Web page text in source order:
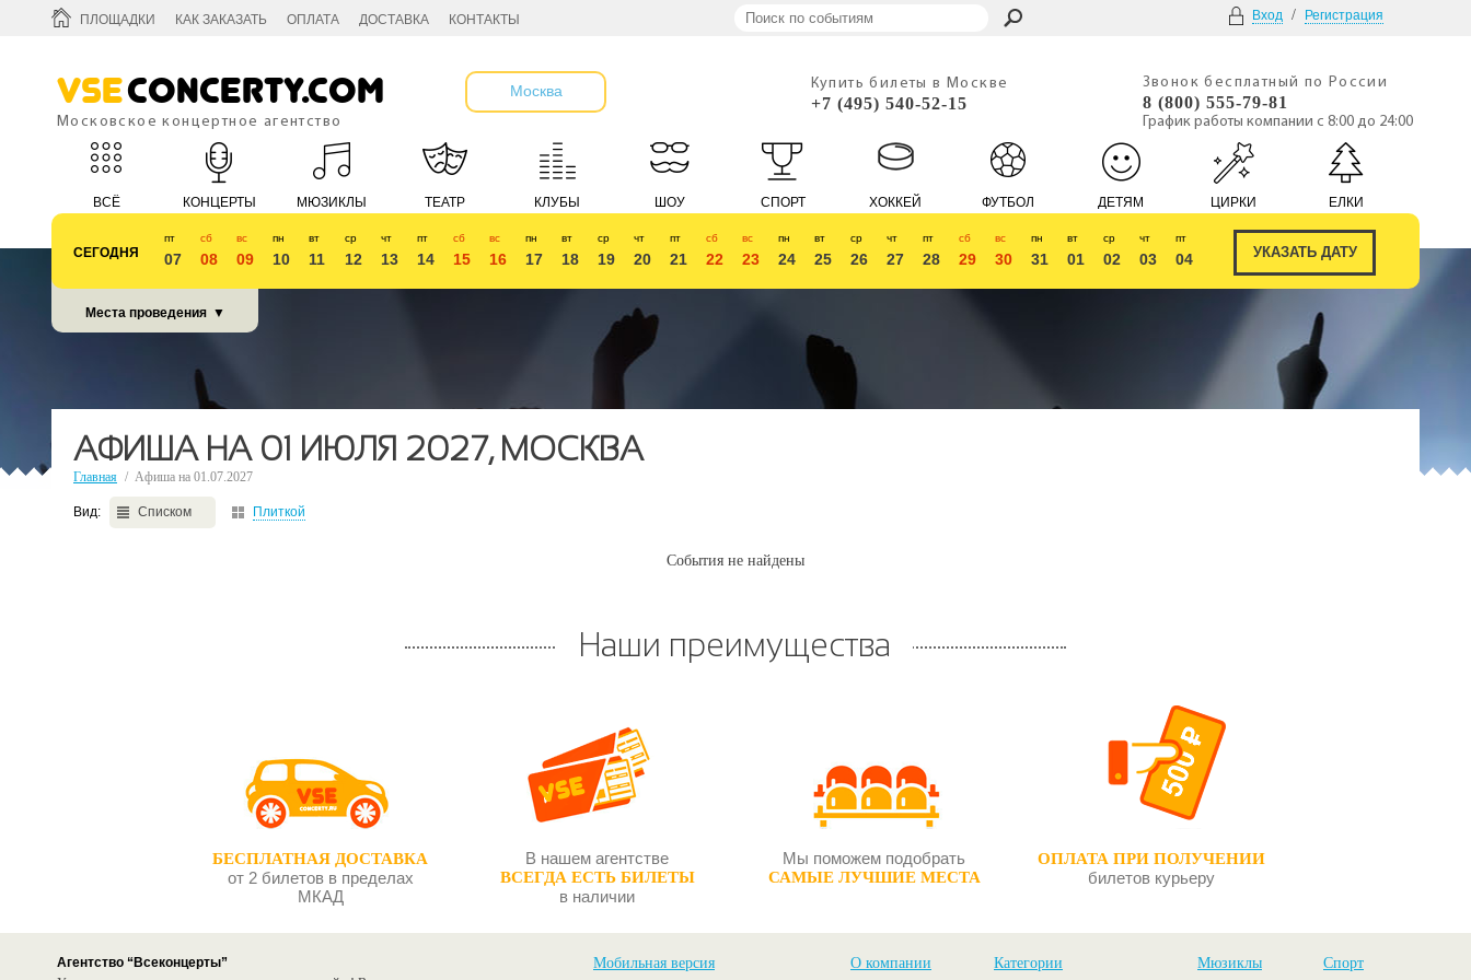
ПЛОЩАДКИ КАК ЗАКАЗАТЬ ОПЛАТА ДОСТАВКА КОНТАКТЫ Вход / Регистрация
VseConcerty.com
Московское концертное агентство
Москва Купить билеты в Москве
+7 (495) 540-52-15
Звонок бесплатный по России
8 (800) 555-79-81
График работы компании с 8:00 до 24:00
ВСЁ КОНЦЕРТЫ МЮЗИКЛЫ ТЕАТР КЛУБЫ ШОУ СПОРТ ХОККЕЙ ФУТБОЛ ДЕТЯМ ЦИРКИ ЕЛКИ
СЕГОДНЯ
пт
07
сб
08
вс
09
пн
10
вт
11
ср
12
чт
13
пт
14
сб
15
вс
16
пн
17
вт
18
ср
19
чт
20
пт
21
сб
22
вс
23
пн
24
вт
25
ср
26
чт
27
пт
28
сб
29
вс
30
пн
31
вт
01
ср
02
чт
03
пт
04
Места проведения ▼
АФИША НА 01 ИЮЛЯ 2027, МОСКВА
Главная / Афиша на 01.07.2027
Вид: Списком Плиткой
События не найдены
Наши преимущества
БЕСПЛАТНАЯ ДОСТАВКА
от 2 билетов в пределах
МКАД
В нашем агентстве
ВСЕГДА ЕСТЬ БИЛЕТЫ
в наличии
Мы поможем подобрать
САМЫЕ ЛУЧШИЕ МЕСТА
ОПЛАТА ПРИ ПОЛУЧЕНИИ
билетов курьеру
Агентство “Всеконцерты”
Мобильная версия О компании Категории Мюзиклы Спорт